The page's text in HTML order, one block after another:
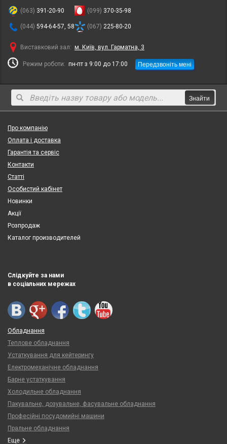
(063) 391-20-90
(044) 594-64-57, 58
(099) 370-35-98
(067) 225-80-20
Виставковий зал: м. Київ, вул. Гарматна, 3
Режим роботи: пн-пт з 9:00 до 17:00 Передзвоніть мені
Знайти
Про компанію
Оплата і доставка
Гарантія та сервіс
Контакти
Статті
Особистий кабінет
Новинки
Акції
Розпродаж
Каталог производителей
Слідкуйте за нами
в соціальних мережах
Обладнання
Теплове обладнання
Устаткування для кейтерингу
Електромеханічне обладнання
Барне устаткування
Холодильне обладнання
Пакувальне, дозувальне, фасувальне обладнання
Професійні посудомийні машини
Пральне обладнання
Еще